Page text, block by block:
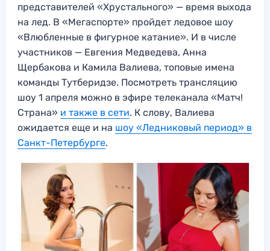
представителей «Хрустального» — время выхода
на лед. В «Мегаспорте» пройдет ледовое шоу
«Влюбленные в фигурное катание». И в числе
участников — Евгения Медведева, Анна
Щербакова и Камила Валиева, топовые имена
команды Тутберидзе. Посмотреть трансляцию
шоу 1 апреля можно в эфире телеканала «Матч!
Страна» и также в сети. К слову, Валиева
ожидается еще и на шоу «Ледниковый период» в
Санкт-Петербурге.